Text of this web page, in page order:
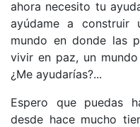
ahora necesito tu
ayúdame a construir
mundo en donde las
vivir en paz, un
¿Me ayudarías?...
Espero que puedas
desde hace mucho